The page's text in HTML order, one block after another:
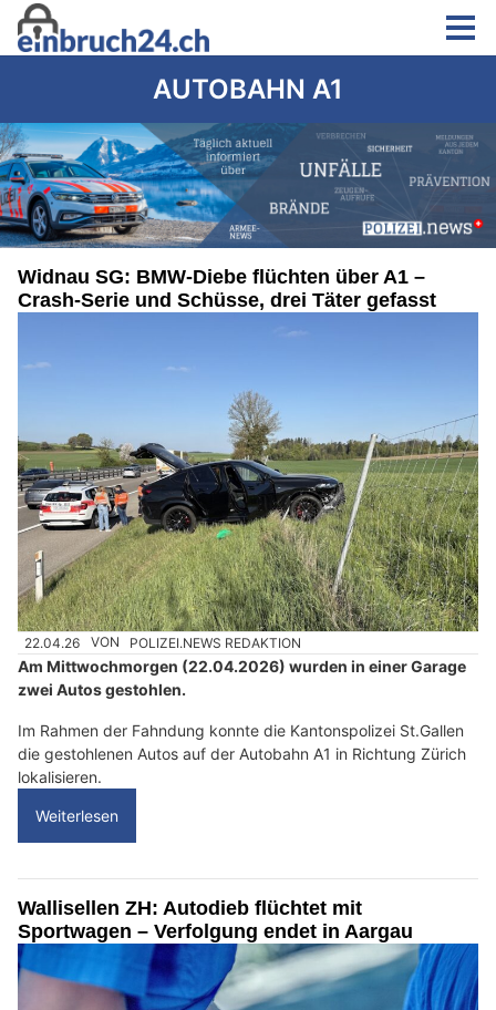
AUTOBAHN A1
Widnau SG: BMW-Diebe flüchten über A1 –
Crash-Serie und Schüsse, drei Täter gefasst
22.04.26 VON POLIZEI.NEWS REDAKTION
Am Mittwochmorgen (22.04.2026) wurden in einer Garage
zwei Autos gestohlen.
Im Rahmen der Fahndung konnte die Kantonspolizei St.Gallen
die gestohlenen Autos auf der Autobahn A1 in Richtung Zürich
lokalisieren.
Weiterlesen
Wallisellen ZH: Autodieb flüchtet mit
Sportwagen – Verfolgung endet in Aargau